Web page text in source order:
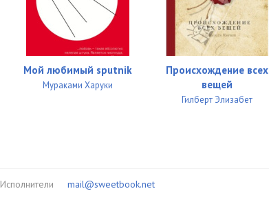
Мой любимый sputnik
Мураками Харуки
Происхождение всех
вещей
Гилберт Элизабет
Исполнители mail@sweetbook.net